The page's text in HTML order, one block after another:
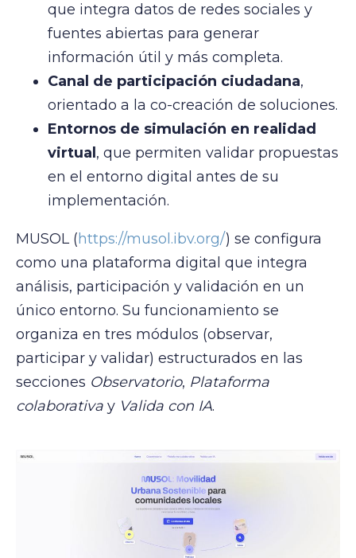
que integra datos de redes sociales y
fuentes abiertas para generar
información útil y más completa.
Canal de participación ciudadana,
orientado a la co-creación de soluciones.
Entornos de simulación en realidad
virtual , que permiten validar propuestas
en el entorno digital antes de su
implementación.
MUSOL (https://musol.ibv.org/) se configura
como una plataforma digital que integra
análisis, participación y validación en un
único entorno. Su funcionamiento se
organiza en tres módulos (observar,
participar y validar) estructurados en las
secciones Observatorio, Plataforma
colaborativa y Valida con IA.